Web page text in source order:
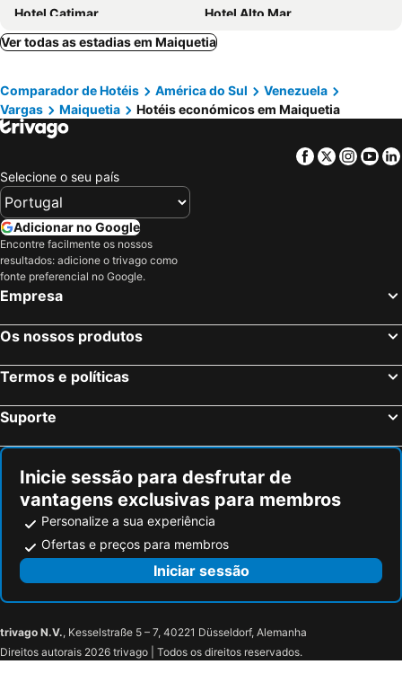
Hotel Catimar
Hotel Alto Mar
Eurobuilding Hotel & Suites Caracas
Hotel Plaza Venezuela
Hotel Vip La Guaira
Hotel Ole Caribe
Renaissance Caracas La Castellana Hotel
Pestana Caracas
HOTEL MUEVETE POR VARGAS
Hotel Miramar Suites
Hotel brisas del mar 2022
Playa Grande Caribe Hotel & Marina
Hotel Cajigal Caracas
Hotel Ritz Caracas
Hotel Chacao Cumberland
Hotel Continental Altamira
Apartment in Altamira Caracas View of Avila
Ver todas as estadias em Maiquetia
Comparador de Hotéis América do Sul
Venezuela
Vargas
Maiquetia Hotéis económicos em Maiquetia
Facebook
Twitter
Selecione o seu país
Adicionar no Google
Encontre facilmente os nossos
resultados: adicione o trivago como
fonte preferencial no Google.
Empresa
Os nossos produtos
Termos e políticas
Suporte
Inicie sessão para desfrutar de
vantagens exclusivas para membros
Personalize a sua experiência
Ofertas e preços para membros
Iniciar sessão
trivago N.V., Kesselstraße 5 – 7, 40221 Düsseldorf, Alemanha
Direitos autorais 2026 trivago | Todos os direitos reservados.